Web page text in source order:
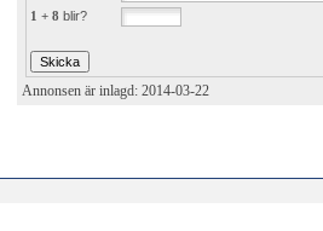
1 + 8 blir?
Annonsen är inlagd: 2014-03-22